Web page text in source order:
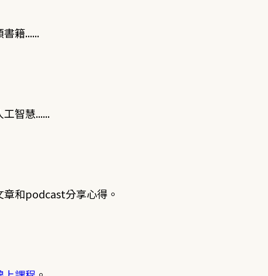
籍......
智慧......
和podcast分享心得。